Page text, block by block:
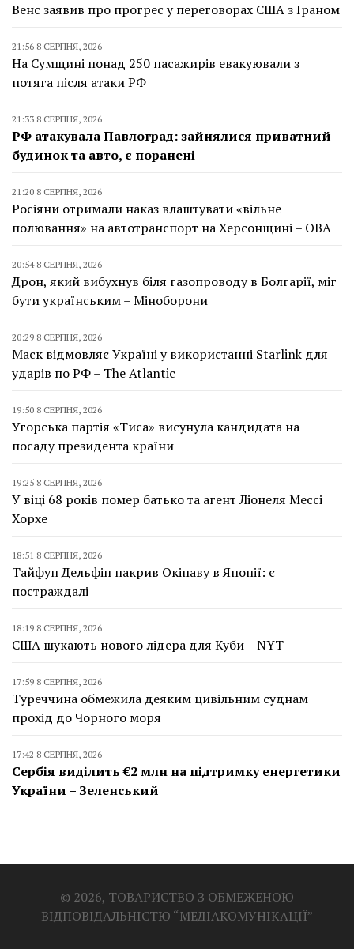
Венс заявив про прогрес у переговорах США з Іраном
21:56 8 СЕРПНЯ, 2026
На Сумщині понад 250 пасажирів евакуювали з
потяга після атаки РФ
21:33 8 СЕРПНЯ, 2026
РФ атакувала Павлоград: зайнялися приватний
будинок та авто, є поранені
21:20 8 СЕРПНЯ, 2026
Росіяни отримали наказ влаштувати «вільне
полювання» на автотранспорт на Херсонщині – ОВА
20:54 8 СЕРПНЯ, 2026
Дрон, який вибухнув біля газопроводу в Болгарії, міг
бути українським – Міноборони
20:29 8 СЕРПНЯ, 2026
Маск відмовляє Україні у використанні Starlink для
ударів по РФ – The Atlantic
19:50 8 СЕРПНЯ, 2026
Угорська партія «Тиса» висунула кандидата на
посаду президента країни
19:25 8 СЕРПНЯ, 2026
У віці 68 років помер батько та агент Ліонеля Мессі
Хорхе
18:51 8 СЕРПНЯ, 2026
Тайфун Дельфін накрив Окінаву в Японії: є
постраждалі
18:19 8 СЕРПНЯ, 2026
США шукають нового лідера для Куби – NYT
17:59 8 СЕРПНЯ, 2026
Туреччина обмежила деяким цивільним суднам
прохід до Чорного моря
17:42 8 СЕРПНЯ, 2026
Сербія виділить €2 млн на підтримку енергетики
України – Зеленський
© 2026, ТОВАРИСТВО З ОБМЕЖЕНОЮ
ВІДПОВІДАЛЬНІСТЮ “МЕДІАКОМУНІКАЦІЇ”